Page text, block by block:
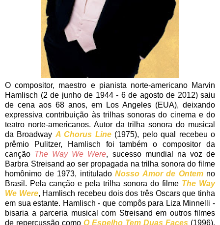
O compositor, maestro e pianista norte-americano Marvin
Hamlisch (2 de junho de 1944 - 6 de agosto de 2012) saiu
de cena aos 68 anos, em Los Angeles (EUA), deixando
expressiva contribuição às trilhas sonoras do cinema e do
teatro norte-americanos. Autor da trilha sonora do musical
da Broadway A Chorus Line(1975), pelo qual recebeu o
prêmio Pulitzer, Hamlisch foi também o compositor da
canção The Way We Were, sucesso mundial na voz de
Barbra Streisand ao ser propagada na trilha sonora do filme
homônimo de 1973, intitulado Nosso Amor de Ontemno
Brasil. Pela canção e pela trilha sonora do filme The Way
We Were, Hamlisch recebeu dois dos três Oscars que tinha
em sua estante. Hamlisch - que compôs para Liza Minnelli -
bisaria a parceria musical com Streisand em outros filmes
de repercussão como O Espelho Tem Duas Faces (1996).